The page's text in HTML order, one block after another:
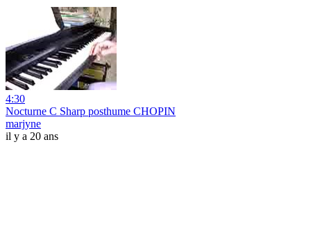
4:30
Nocturne C Sharp posthume CHOPIN
marjyne
il y a 20 ans